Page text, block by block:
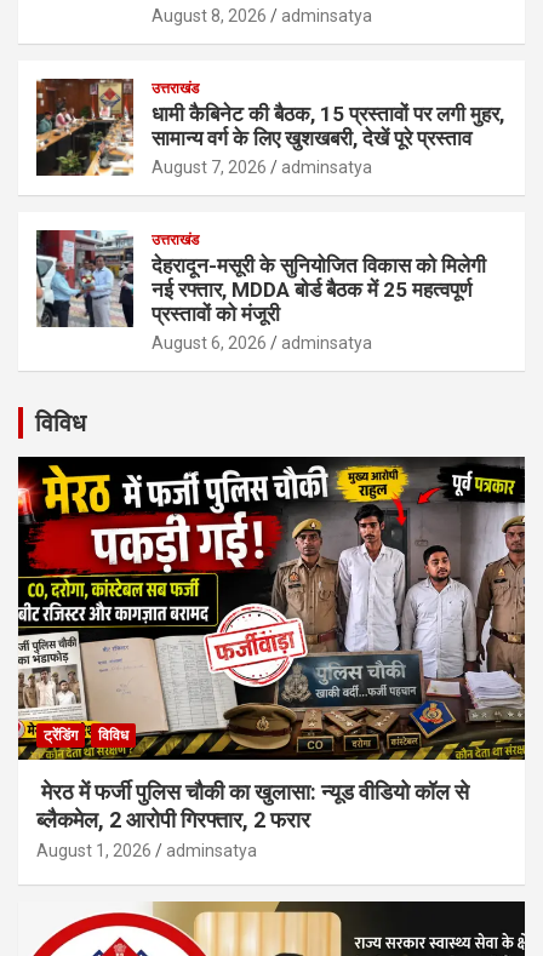
August 8, 2026 adminsatya
उत्तराखंड
धामी कैबिनेट की बैठक, 15 प्रस्तावों पर लगी मुहर,
सामान्य वर्ग के लिए खुशखबरी, देखें पूरे प्रस्ताव
August 7, 2026 adminsatya
उत्तराखंड
देहरादून-मसूरी के सुनियोजित विकास को मिलेगी
नई रफ्तार, MDDA बोर्ड बैठक में 25 महत्वपूर्ण
प्रस्तावों को मंजूरी
August 6, 2026 adminsatya
विविध
ट्रेंडिंग विविध
मेरठ में फर्जी पुलिस चौकी का खुलासा: न्यूड वीडियो कॉल से
ब्लैकमेल, 2 आरोपी गिरफ्तार, 2 फरार
August 1, 2026 adminsatya